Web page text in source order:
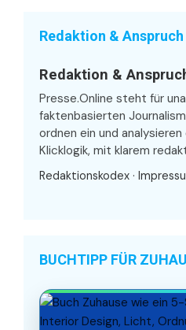
Redaktion & Anspruch
Redaktion &
Presse.Online steht für
faktenbasierten
ordnen ein und
Klicklogik, mit klarem
Redaktionskodex ·
BUCHTIPP FÜR